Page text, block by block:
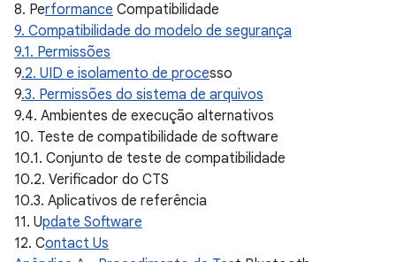
8. Performance Compatibilidade
9. Compatibilidade do modelo de segurança
9.1. Permissões
9.2. UID e isolamento de processo
9.3. Permissões do sistema de arquivos
9.4. Ambientes de execução alternativos
10. Teste de compatibilidade de software
10.1. Conjunto de teste de compatibilidade
10.2. Verificador do CTS
10.3. Aplicativos de referência
11. Update Software
12. Contact Us